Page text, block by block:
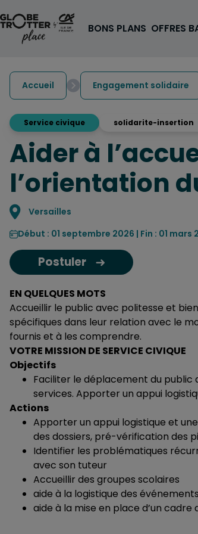
BONS PLANS OFFRES
1 carte, 0 frais à
pour les 18/30 ans
Accueil Engagement solidaire
Service civique solidarite-insertion
Aider à
l’orientation
Localisation
Versailles
Début : 01 septembre 2026 | Fin : 01 mars
Postuler
EN QUELQUES MOTS
Accueillir le public avec politesse et
spécifiques dans leur relation avec le
fournis et à les comprendre.
VOTRE MISSION DE SERVICE CIVIQUE
Objectifs
Faciliter le déplacement du public
services. Apporter un appui
Actions
Apporter un appui logistique et
des dossiers, pré-vérification des
Identifier les problématiques
avec son tuteur
Accueillir des groupes scolaires
aide à la logistique des événements
aide à la mise en place d’un